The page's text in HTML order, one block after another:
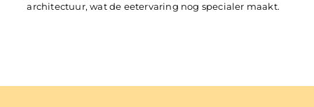
architectuur, wat de eetervaring nog specialer maakt.